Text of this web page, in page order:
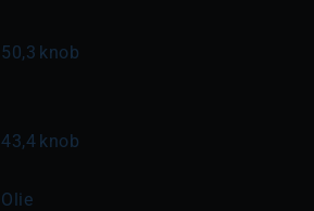
50,3 knob
43,4 knob
Olie